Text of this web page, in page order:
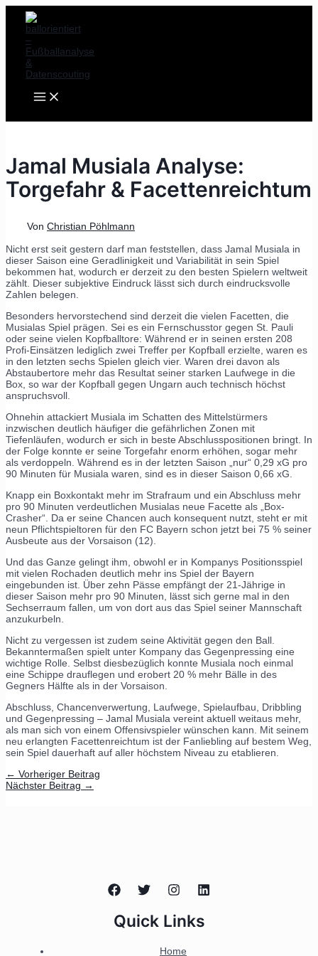
Zum
Inhalt
springen
MENU
Jamal Musiala Analyse:
Torgefahr & Facettenreichtum
Von Christian Pöhlmann
Nicht erst seit gestern darf man feststellen, dass Jamal Musiala in
dieser Saison eine Geradlinigkeit und Variabilität in sein Spiel
bekommen hat, wodurch er derzeit zu den besten Spielern weltweit
zählt. Dieser subjektive Eindruck lässt sich durch eindrucksvolle
Zahlen belegen.
Besonders hervorstechend sind derzeit die vielen Facetten, die
Musialas Spiel prägen. Sei es ein Fernschusstor gegen St. Pauli
oder seine vielen Kopfballtore: Während er in seinen ersten 208
Profi-Einsätzen lediglich zwei Treffer per Kopfball erzielte, waren es
in den letzten sechs Spielen gleich vier. Waren drei davon als
Abstaubertore mehr das Resultat seiner starken Laufwege in die
Box, so war der Kopfball gegen Ungarn auch technisch höchst
anspruchsvoll.
Ohnehin attackiert Musiala im Schatten des Mittelstürmers
inzwischen deutlich häufiger die gefährlichen Zonen mit
Tiefenläufen, wodurch er sich in beste Abschlusspositionen bringt. In
der Folge konnte er seine Torgefahr enorm erhöhen, sogar mehr
als verdoppeln. Während es in der letzten Saison „nur“ 0,29 xG pro
90 Minuten für Musiala waren, sind es in dieser Saison 0,66 xG.
Knapp ein Boxkontakt mehr im Strafraum und ein Abschluss mehr
pro 90 Minuten verdeutlichen Musialas neue Facette als „Box-
Crasher“. Da er seine Chancen auch konsequent nutzt, steht er mit
neun Pflichtspieltoren für den FC Bayern schon jetzt bei 75 % seiner
Ausbeute aus der Vorsaison (12).
Und das Ganze gelingt ihm, obwohl er in Kompanys Positionsspiel
mit vielen Rochaden deutlich mehr ins Spiel der Bayern
eingebunden ist. Über zehn Pässe empfängt der 21-Jährige in
dieser Saison mehr pro 90 Minuten, lässt sich gerne mal in den
Sechserraum fallen, um von dort aus das Spiel seiner Mannschaft
anzukurbeln.
Nicht zu vergessen ist zudem seine Aktivität gegen den Ball.
Bekanntermaßen spielt unter Kompany das Gegenpressing eine
wichtige Rolle. Selbst diesbezüglich konnte Musiala noch einmal
eine Schippe drauflegen und erobert 20 % mehr Bälle in des
Gegners Hälfte als in der Vorsaison.
Abschluss, Chancenverwertung, Laufwege, Spielaufbau, Dribbling
und Gegenpressing – Jamal Musiala vereint aktuell weitaus mehr,
als man sich von einem Offensivspieler wünschen kann. Mit seinem
neu erlangten Facettenreichtum ist der Fanliebling auf bestem Weg,
sein Spiel dauerhaft auf aller höchstem Niveau zu etablieren.
Post
navigation
← Vorheriger Beitrag
Nächster Beitrag →
Quick Links
Home